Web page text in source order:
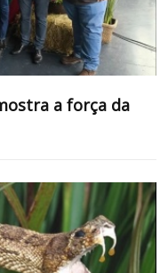
a força da